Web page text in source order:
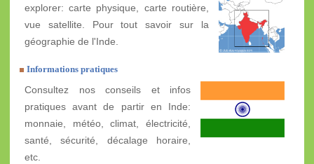
explorer: carte physique, carte routière,
vue satellite. Pour tout savoir sur la
géographie de l'Inde.
Informations pratiques
Consultez nos conseils et infos
pratiques avant de partir en Inde:
monnaie, météo, climat, électricité,
santé, sécurité, décalage horaire,
etc.